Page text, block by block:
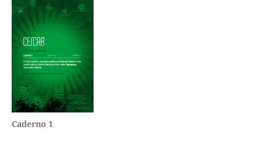
Caderno 1